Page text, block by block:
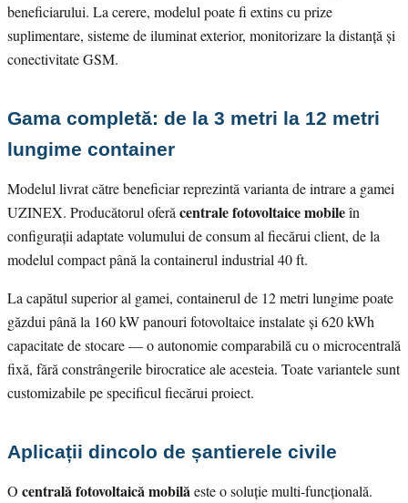
beneficiarului. La cerere, modelul poate fi extins cu prize
suplimentare, sisteme de iluminat exterior, monitorizare la distanță și
conectivitate GSM.
Gama completă: de la 3 metri la 12 metri
lungime container
Modelul livrat către beneficiar reprezintă varianta de intrare a gamei
UZINEX. Producătorul oferă centrale fotovoltaice mobileîn
configurații adaptate volumului de consum al fiecărui client, de la
modelul compact până la containerul industrial 40 ft.
La capătul superior al gamei, containerul de 12 metri lungime poate
găzdui până la 160 kW panouri fotovoltaice instalate și 620 kWh
capacitate de stocare — o autonomie comparabilă cu o microcentrală
fixă, fără constrângerile birocratice ale acesteia. Toate variantele sunt
customizabile pe specificul fiecărui proiect.
Aplicații dincolo de șantierele civile
O centrală fotovoltaică mobilăeste o soluție multi-funcțională.